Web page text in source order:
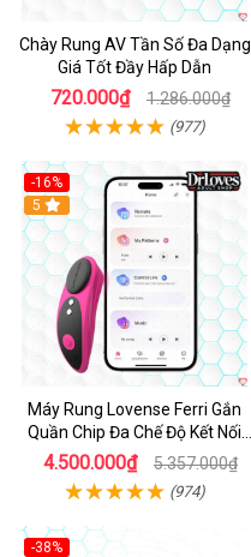
Chày Rung AV Tần Số Đa Dạng
Giá Tốt Đầy Hấp Dẫn
720.000₫ 1.286.000₫
(977)
-16%
Hot
5
Máy Rung Lovense Ferri Gắn
Quần Chip Đa Chế Độ Kết Nối
App
4.500.000₫ 5.357.000₫
(974)
-38%